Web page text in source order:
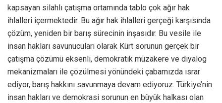
kapsayan silahlı çatışma ortamında tablo çok ağır hak
ihlalleri içermektedir. Bu ağır hak ihlalleri gerçeği karşısında
çözüm, yeniden bir barış sürecinin inşasıdır. Bu vesile ile
insan hakları savunucuları olarak Kürt sorunun gerçek bir
çatışma çözümü eksenli, demokratik müzakere ve diyalog
mekanizmaları ile çözülmesi yönündeki çabamızda ısrar
ediyor, barış hakkını savunmaya devam ediyoruz. Türkiye’nin
insan hakları ve demokrasi sorunun en büyük halkası olan